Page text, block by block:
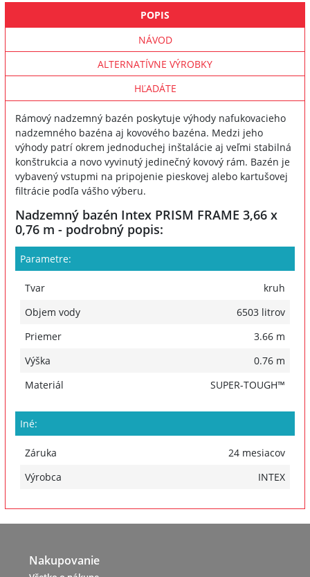
POPIS
NÁVOD
ALTERNATÍVNE VÝROBKY
HĽADÁTE
Rámový nadzemný bazén poskytuje výhody nafukovacieho
nadzemného bazéna aj kovového bazéna. Medzi jeho
výhody patrí okrem jednoduchej inštalácie aj veľmi stabilná
konštrukcia a novo vyvinutý jedinečný kovový rám. Bazén je
vybavený vstupmi na pripojenie pieskovej alebo kartušovej
filtrácie podľa vášho výberu.
Nadzemný bazén Intex PRISM FRAME 3,66 x
0,76 m - podrobný popis:
Parametre:
Tvar
kruh
Objem vody
6503 litrov
Priemer
3.66 m
Výška
0.76 m
Materiál
SUPER-TOUGH™
Iné:
Záruka
24 mesiacov
Výrobca
INTEX
Nakupovanie